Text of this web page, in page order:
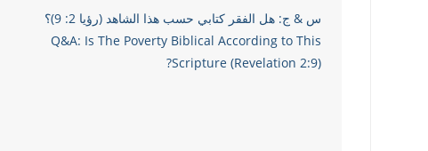
س & ج: هل الفقر كتابي حسب هذا الشاهد (رؤيا 2: 9)؟
Q&A: Is The Poverty Biblical According to This
Scripture (Revelation 2:9)?